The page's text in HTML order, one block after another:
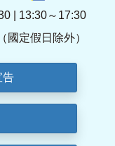
| 13:30～17:30
國定假日除外）
告